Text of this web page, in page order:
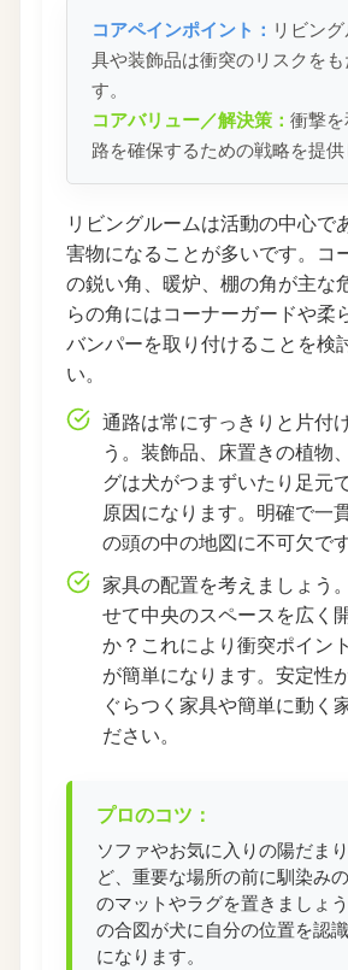
コアペインポイント： リビン
具や装飾品は衝突のリスクをも
す。
コアバリュー／解決策： 衝撃
路を確保するための戦略を提供
リビングルームは活動の中心で
害物になることが多いです。コ
の鋭い角、暖炉、棚の角が主な
らの角にはコーナーガードや柔
バンパーを取り付けることを検
い。
通路は常にすっきりと片付
う。装飾品、床置きの植物
グは犬がつまずいたり足元
原因になります。明確で一
の頭の中の地図に不可欠です
家具の配置を考えましょう
せて中央のスペースを広く
か？これにより衝突ポイン
が簡単になります。安定性
ぐらつく家具や簡単に動く
ださい。
プロのコツ：
ソファやお気に入りの陽だま
ど、重要な場所の前に馴染み
のマットやラグを置きましょ
の合図が犬に自分の位置を認
になります。